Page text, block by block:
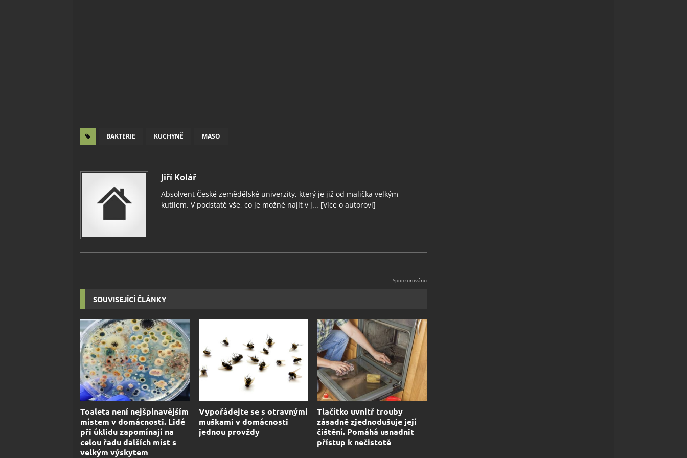
BAKTERIE KUCHYNĚ MASO
Jiří Kolář
Absolvent České zemědělské univerzity, který je již od malička velkým
kutilem. V podstatě vše, co je možné najít v j... [Více o autorovi]
SOUVISEJÍCÍ ČLÁNKY
Toaleta není nejšpinavějším
místem v domácnosti. Lidé
při úklidu zapomínají na
celou řadu dalších míst s
velkým výskytem
Vypořádejte se s otravnými
muškami v domácnosti
jednou provždy
Tlačítko uvnitř trouby
zásadně zjednodušuje její
čištění. Pomáhá usnadnit
přístup k nečistotě